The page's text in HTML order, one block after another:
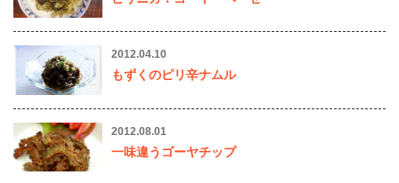
2012.04.10
もずくのピリ辛ナムル
2012.08.01
一味違うゴーヤチップ